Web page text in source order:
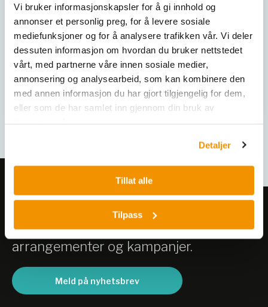
Vi bruker informasjonskapsler for å gi innhold og
annonser et personlig preg, for å levere sosiale
mediefunksjoner og for å analysere trafikken vår. Vi deler
dessuten informasjon om hvordan du bruker nettstedet
vårt, med partnerne våre innen sosiale medier,
annonsering og analysearbeid, som kan kombinere den
med annen informasjon du har gjort tilgjengelig for dem,
eller som de har samlet inn gjennom din bruk av
Detaljer
Tillat alle
Tilpass
Beckman Coulter er et
avansert system designet
for høy kompleksitet
testing med opptil 13 farger
og ny detektorteknologi for
enklere kompensasjon. Det
kompakte designet sparer
laboratorieplass, mens
APD-detektorer gir
DxFLEX
Kjøp her Kjøp her
Meld deg på vårt nyhetsbrev!
Få informasjon om produkter,
arrangementer og kampanjer.
Meld på nyhetsbrev